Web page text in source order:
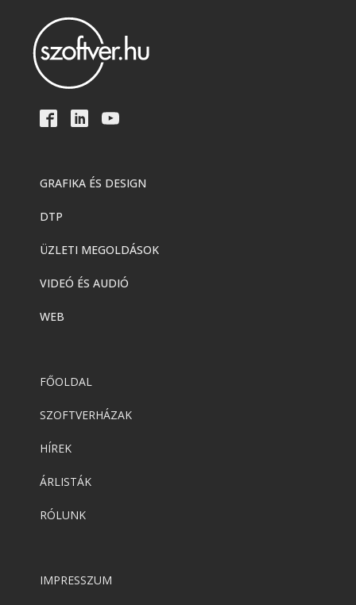
GRAFIKA ÉS DESIGN
DTP
ÜZLETI MEGOLDÁSOK
VIDEÓ ÉS AUDIÓ
WEB
FŐOLDAL
SZOFTVERHÁZAK
HÍREK
ÁRLISTÁK
RÓLUNK
IMPRESSZUM